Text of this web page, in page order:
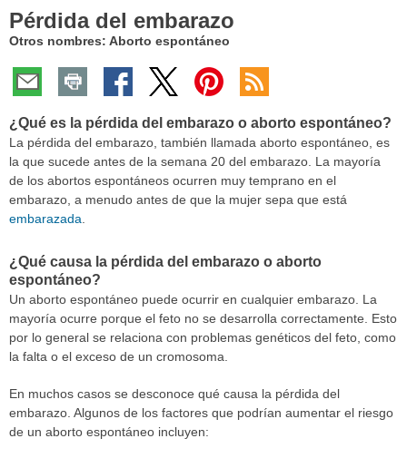
aquí:
Pérdida del embarazo
Otros nombres: Aborto espontáneo
¿Qué es la pérdida del embarazo o aborto espontáneo?
La pérdida del embarazo, también llamada aborto espontáneo, es
la que sucede antes de la semana 20 del embarazo. La mayoría
de los abortos espontáneos ocurren muy temprano en el
embarazo, a menudo antes de que la mujer sepa que está
embarazada.
¿Qué causa la pérdida del embarazo o aborto
espontáneo?
Un aborto espontáneo puede ocurrir en cualquier embarazo. La
mayoría ocurre porque el feto no se desarrolla correctamente. Esto
por lo general se relaciona con problemas genéticos del feto, como
la falta o el exceso de un cromosoma.
En muchos casos se desconoce qué causa la pérdida del
embarazo. Algunos de los factores que podrían aumentar el riesgo
de un aborto espontáneo incluyen: